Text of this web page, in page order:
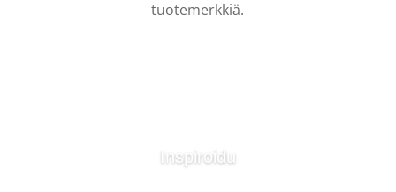
tuotemerkkiä.
Inspiroidu